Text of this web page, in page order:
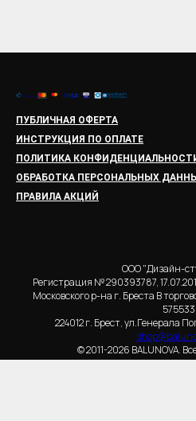
ПУБЛИЧНАЯ ОФЕРТА
ИНСТРУКЦИЯ ПО ОПЛАТЕ
ПОЛИТИКА
ОБРАБОТКА ПЕРСОНАЛЬНЫХ
ПРАВИЛА АКЦИЙ
ООО "Дизайн-
Регистрация № 290393787,
Московского р-на г. Бреста В
575533
224012 г. Брест, ул.Генерала
© 2011-2026 BALUNOVA.